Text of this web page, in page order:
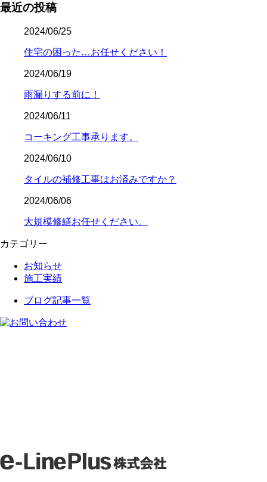
最近の投稿
2024/06/25
住宅の困った…お任せください！
2024/06/19
雨漏りする前に！
2024/06/11
コーキング工事承ります。
2024/06/10
タイルの補修工事はお済みですか？
2024/06/06
大規模修繕お任せください。
カテゴリー
お知らせ
施工実績
ブログ記事一覧